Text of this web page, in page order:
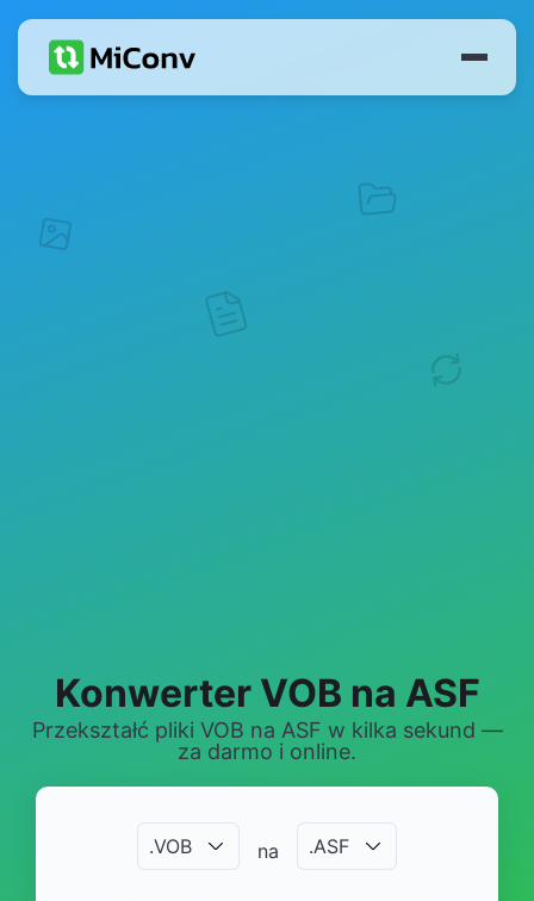
Konwerter VOB na ASF
Przekształć pliki VOB na ASF w kilka sekund —
za darmo i online.
.VOB na .ASF